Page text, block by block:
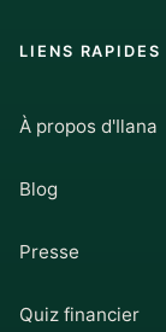
LIENS RAPIDES
À propos d'Ilana
Blog
Presse
Quiz financier